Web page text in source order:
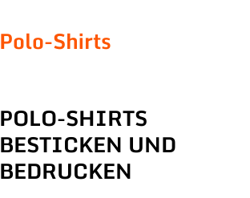
Polo-Shirts
POLO-SHIRTS
BESTICKEN UND
BEDRUCKEN